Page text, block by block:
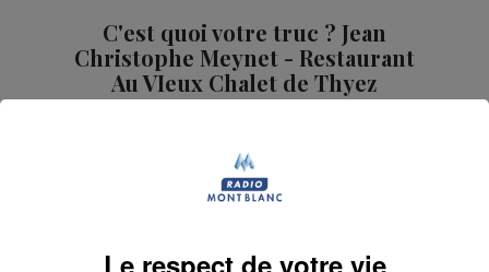
C'est quoi votre truc ? Jean
Christophe Meynet - Restaurant
Au VIeux Chalet de Thyez
!
La Famille Radio Mont Blanc